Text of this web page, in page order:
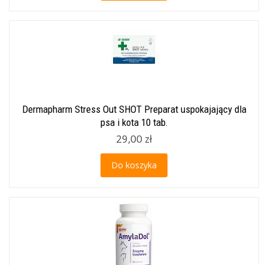
Dermapharm Stress Out SHOT Preparat uspokajający dla
psa i kota 10 tab.
29,00 zł
Do koszyka